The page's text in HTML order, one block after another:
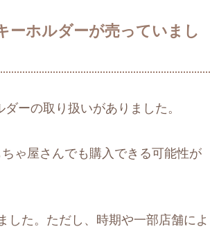
ーホルダーが売っていまし
ーの取り扱いがありました。
ゃ屋さんでも購入できる可能性が
した。ただし、時期や一部店舗によ